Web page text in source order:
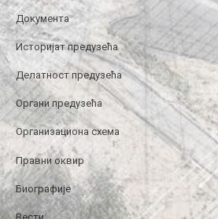
Документа
Историјат предузећа
Делатност предузећа
Органи предузећа
Организациона схема
Правни оквир
Биографије